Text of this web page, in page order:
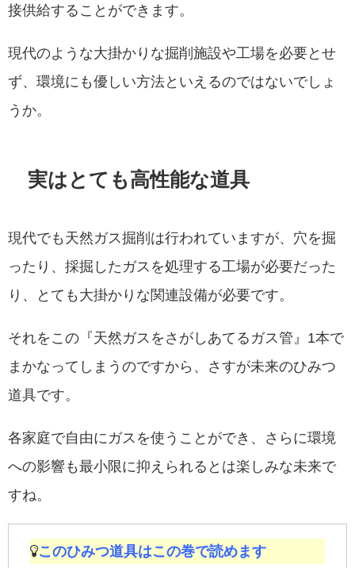
接供給することができます。
現代のような大掛かりな掘削施設や工場を必要とせ
ず、環境にも優しい方法といえるのではないでしょ
うか。
実はとても高性能な道具
現代でも天然ガス掘削は行われていますが、穴を掘
ったり、採掘したガスを処理する工場が必要だった
り、とても大掛かりな関連設備が必要です。
それをこの『天然ガスをさがしあてるガス管』1本で
まかなってしまうのですから、さすが未来のひみつ
道具です。
各家庭で自由にガスを使うことができ、さらに環境
への影響も最小限に抑えられるとは楽しみな未来で
すね。
このひみつ道具はこの巻で読めます